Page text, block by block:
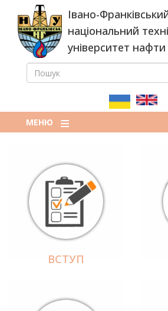
основного
вмісту
Івано-
національний
університет нафти
ПОШУКОВА
ПОШУК
МЕНЮ
ВСТУП